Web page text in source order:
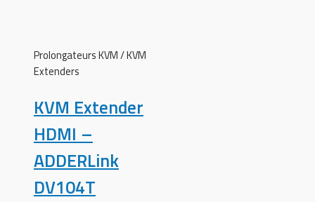
Prolongateurs KVM / KVM
Extenders
KVM Extender
HDMI –
ADDERLink
DV104T